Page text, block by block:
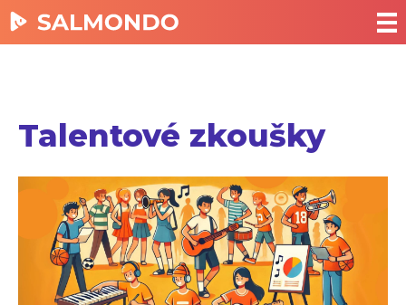
Talentové zkoušky